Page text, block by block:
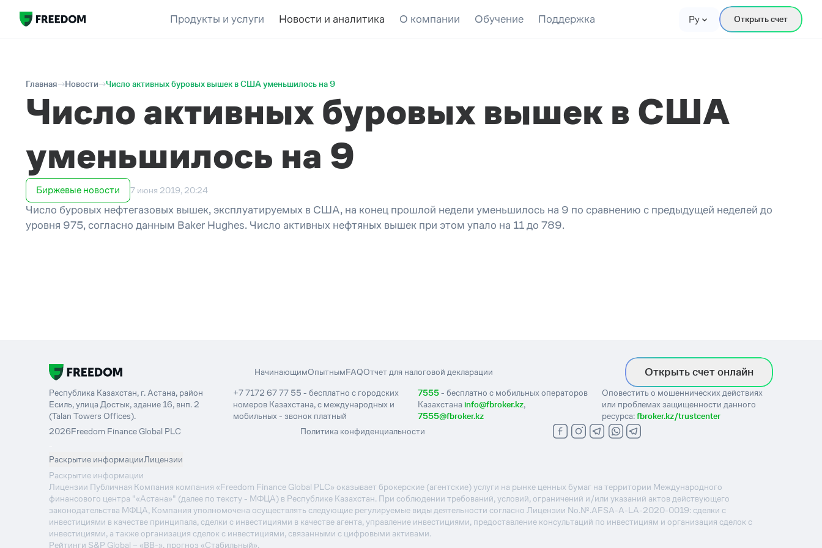
Продукты и услуги Новости и аналитика О компании Обучение Поддержка Ру Открыть счет
Главная Новости Число активных буровых вышек в США уменьшилось на 9
Число активных буровых вышек в США
уменьшилось на 9
Биржевые новости 7 июня 2019, 20:24
Число буровых нефтегазовых вышек, эксплуатируемых в США, на конец прошлой недели уменьшилось на 9 по сравнению с предыдущей неделей до
уровня 975, согласно данным Baker Hughes. Число активных нефтяных вышек при этом упало на 11 до 789.
НачинающимОпытнымFAQОтчет для налоговой декларации Открыть счет онлайн
Республика Казахстан, г. Астана, район
Есиль, улица Достык, здание 16, внп. 2
(Talan Towers Offices).
+7 7172 67 77 55 - бесплатно с городских
номеров Казахстана, с международных и
мобильных - звонок платный
7555- бесплатно с мобильных операторов
Казахстанаinfo@fbroker.kz,
7555@fbroker.kz
Оповестить о мошеннических действиях
или проблемах защищенности данного
ресурса:fbroker.kz/trustcenter
2026Freedom Finance Global PLC
Политика конфиденциальности
Раскрытие информацииЛицензии
Раскрытие информации
Лицензии Публичная Компания компания «Freedom Finance Global PLC» оказывает брокерские (агентские) услуги на рынке ценных бумаг на территории Международного
финансового центра "«Астана»" (далее по тексту - МФЦА) в Республике Казахстан. При соблюдении требований, условий, ограничений и/или указаний актов действующего
законодательства МФЦА, Компания уполномочена осуществлять следующие регулируемые виды деятельности согласно Лицензии No.№.AFSA-A-LA-2020-0019: сделки с
инвестициями в качестве принципала, сделки с инвестициями в качестве агента, управление инвестициями, предоставление консультаций по инвестициям и организация сделок с
инвестициями, а также организация сделок с инвестициями, связанными с цифровыми активами.
Рейтинги S&P Global – «BB-», прогноз «Стабильный».